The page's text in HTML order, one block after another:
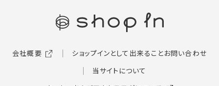
会社概要 ショップインとして出来ることお問い合わせ
当サイトについて